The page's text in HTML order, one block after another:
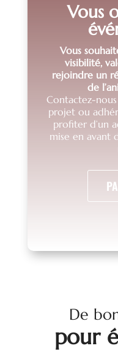
Vous
Vous
visibilité,
rejoindre un
de
Contactez-
projet ou
profiter d’un
mise en avant
De
pour